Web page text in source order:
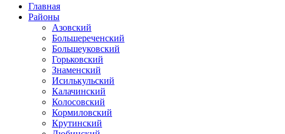
Главная
Районы
Азовский
Большереченский
Большеуковский
Горьковский
Знаменский
Исилькульский
Калачинский
Колосовский
Кормиловский
Крутинский